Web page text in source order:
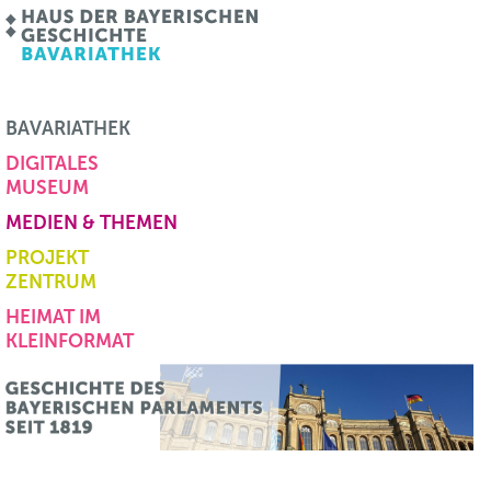
BAVARIATHEK
DIGITALES
MUSEUM
MEDIEN & THEMEN
PROJEKT
ZENTRUM
HEIMAT IM
KLEINFORMAT